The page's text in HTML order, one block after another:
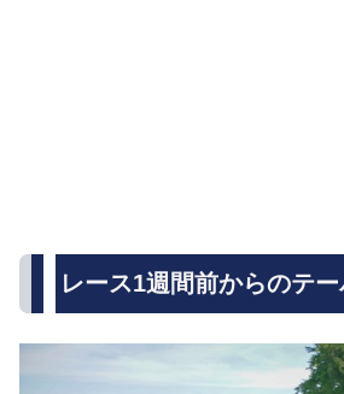
レース1週間前からのテ